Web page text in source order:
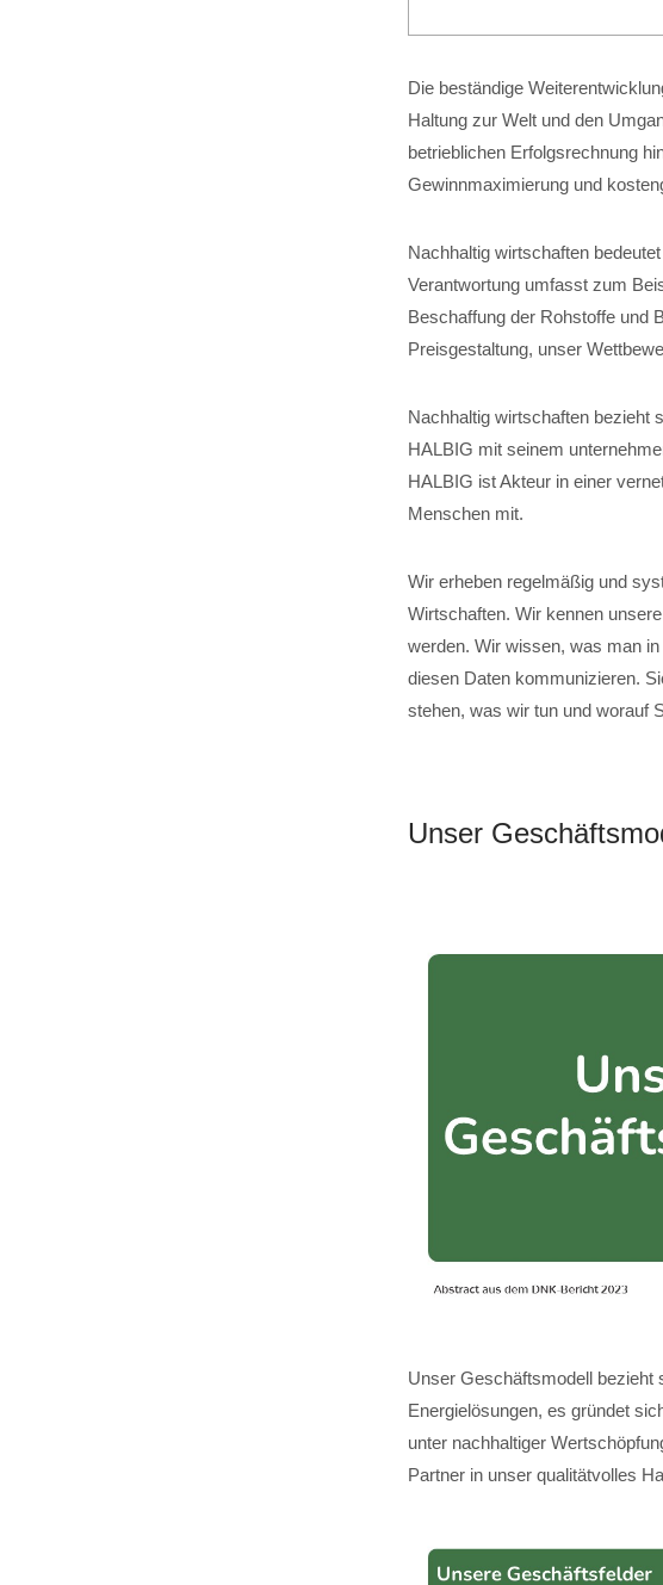
Die beständige
Haltung zur Welt und den
betrieblichen Erfolgsrechnung
Gewinnmaximierung und
Nachhaltig wirtschaften
Verantwortung umfasst zum
Beschaffung der Rohstoffe und
Preisgestaltung, unser
Nachhaltig wirtschaften bezieht
HALBIG mit seinem
HALBIG ist Akteur in einer
Menschen mit.
Wir erheben regelmäßig und
Wirtschaften. Wir kennen
werden. Wir wissen, was man
diesen Daten kommunizieren.
stehen, was wir tun und worauf
Unser
Unser Geschäftsmodell bezieht
Energielösungen, es gründet
unter nachhaltiger
Partner in unser qualitätvolles